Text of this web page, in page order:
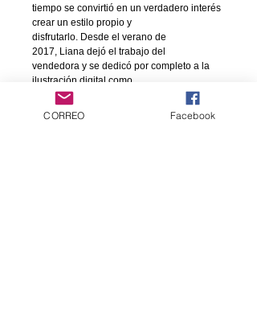
tiempo se convirtió en un verdadero interés
crear un estilo propio y
disfrutarlo. Desde el verano de
2017, Liana dejó el trabajo del
vendedora y se dedicó por completo a la
ilustración digital como
artista independiente y freelance.
CORREO Facebook